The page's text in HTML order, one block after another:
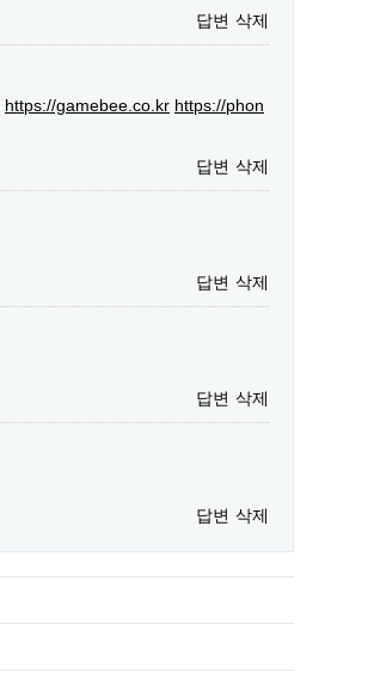
답변 삭제
https://gamebee.co.kr https://phon
답변 삭제
답변 삭제
답변 삭제
답변 삭제